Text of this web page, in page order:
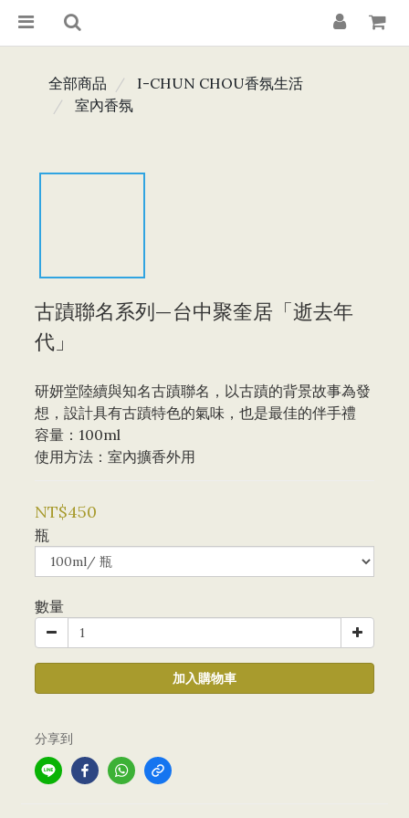
全部商品
I-CHUN CHOU香氛生活
室內香氛
古蹟聯名系列—台中聚奎居「逝去年
代」
研妍堂陸續與知名古蹟聯名，以古蹟的背景故事為發
想，設計具有古蹟特色的氣味，也是最佳的伴手禮
容量：100ml
使用方法：室內擴香外用
NT$450
瓶
數量
加入購物車
分享到